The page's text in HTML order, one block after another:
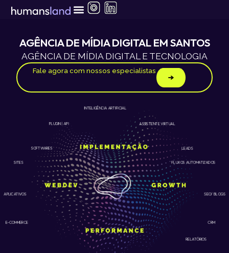
para
conteúdoAGÊNCIA DE MÍDIA DIGITAL EM SANTOS
AGÊNCIA DE MÍDIA DIGITAL E TECNOLOGIA
Fale agora com nossos especialistas
APLICATIVOS
SITES
E-COMMERCE CRM
RELATÓRIOS
SEO/ BLOGS
FLUXOS AUTOMATIZADOS
INTELIGÊNCIA ARTIFICIAL
PLUGIN | API
SOFTWARES
ASSISTENTE VIRTUAL
LEADS